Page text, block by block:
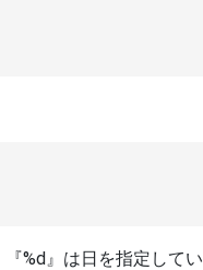
%d』は日を指定してい